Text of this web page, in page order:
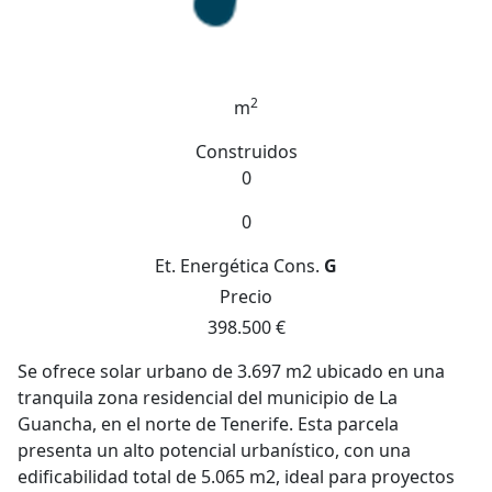
m2
Construidos
0
0
Et. Energética Cons. G
Precio
398.500 €
Se ofrece solar urbano de 3.697 m2 ubicado en una
tranquila zona residencial del municipio de La
Guancha, en el norte de Tenerife. Esta parcela
presenta un alto potencial urbanístico, con una
edificabilidad total de 5.065 m2, ideal para proyectos